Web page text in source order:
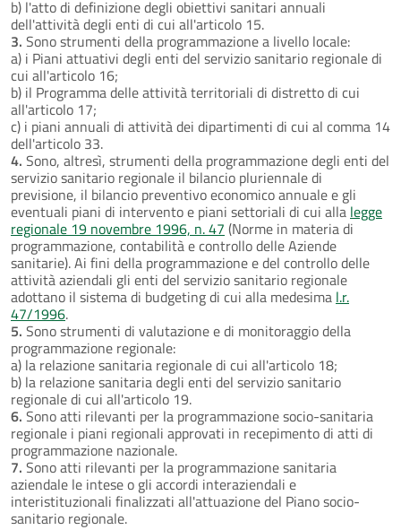
b) l'atto di definizione degli obiettivi sanitari annuali
dell'attività degli enti di cui all'articolo 15.
3. Sono strumenti della programmazione a livello locale:
a) i Piani attuativi degli enti del servizio sanitario regionale di
cui all'articolo 16;
b) il Programma delle attività territoriali di distretto di cui
all'articolo 17;
c) i piani annuali di attività dei dipartimenti di cui al comma 14
dell'articolo 33.
4. Sono, altresì, strumenti della programmazione degli enti del
servizio sanitario regionale il bilancio pluriennale di
previsione, il bilancio preventivo economico annuale e gli
eventuali piani di intervento e piani settoriali di cui alla legge
regionale 19 novembre 1996, n. 47 (Norme in materia di
programmazione, contabilità e controllo delle Aziende
sanitarie). Ai fini della programmazione e del controllo delle
attività aziendali gli enti del servizio sanitario regionale
adottano il sistema di budgeting di cui alla medesima l.r.
47/1996.
5. Sono strumenti di valutazione e di monitoraggio della
programmazione regionale:
a) la relazione sanitaria regionale di cui all'articolo 18;
b) la relazione sanitaria degli enti del servizio sanitario
regionale di cui all'articolo 19.
6. Sono atti rilevanti per la programmazione socio-sanitaria
regionale i piani regionali approvati in recepimento di atti di
programmazione nazionale.
7. Sono atti rilevanti per la programmazione sanitaria
aziendale le intese o gli accordi interaziendali e
interistituzionali finalizzati all'attuazione del Piano socio-
sanitario regionale.